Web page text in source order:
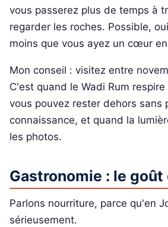
vous passerez plus de temps à
regarder les roches. Possible,
moins que vous ayez un cœur
Mon conseil : visitez entre
C'est quand le Wadi Rum
vous pouvez rester dehors sans
connaissance, et quand la
les photos.
Gastronomie : le
Parlons nourriture, parce qu'en
sérieusement.